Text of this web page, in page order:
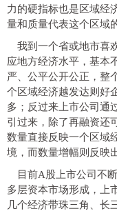
力的硬指标也是区域经
量和质量代表这个区域
我到一个省或地市喜
应地方经济水平，基本
严、公平公开公正，整
个区域经济越发达则好
多；反过来上市公司通
引过来，除了再融资还
数量直接反映一个区域
境，而数量增幅则反映
目前A股上市公司不
多层资本市场形成，上
几个经济带珠三角、长